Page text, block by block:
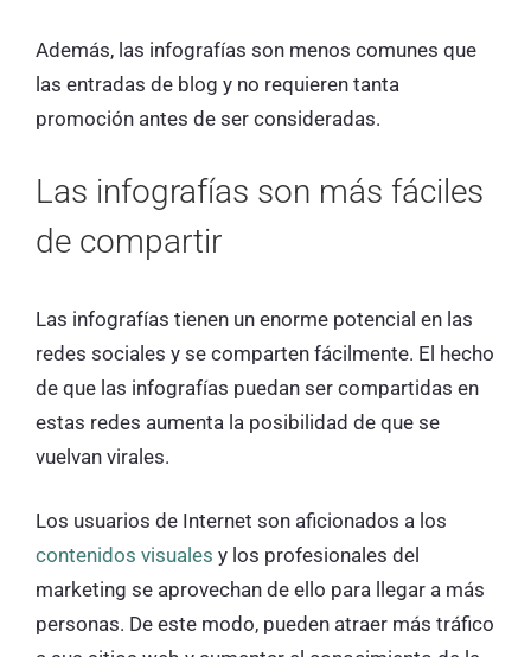
Además, las infografías son menos comunes que
las entradas de blog y no requieren tanta
promoción antes de ser consideradas.
Las infografías son más fáciles
de compartir
Las infografías tienen un enorme potencial en las
redes sociales y se comparten fácilmente. El hecho
de que las infografías puedan ser compartidas en
estas redes aumenta la posibilidad de que se
vuelvan virales.
Los usuarios de Internet son aficionados a los
contenidos visuales y los profesionales del
marketing se aprovechan de ello para llegar a más
personas. De este modo, pueden atraer más tráfico